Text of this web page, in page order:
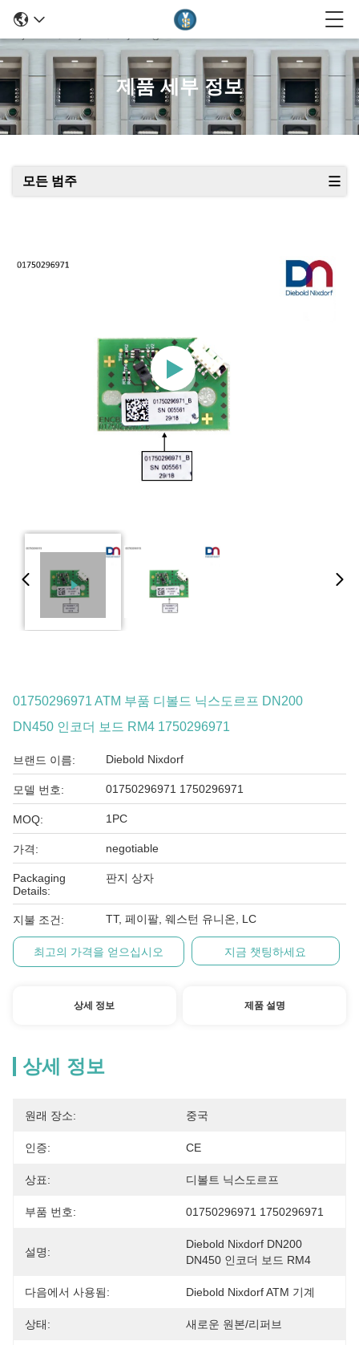
제품 세부 정보
모든 범주
01750296971 ATM 부품 디볼드 닉스도르프 DN200
DN450 인코더 보드 RM4 1750296971
브랜드 이름: Diebold Nixdorf
모델 번호: 01750296971 1750296971
MOQ: 1PC
가격: negotiable
Packaging
Details:
판지 상자
지불 조건: TT, 페이팔, 웨스턴 유니온, LC
최고의 가격을 얻으십시오 지금 챗팅하세요
상세 정보 제품 설명
상세 정보
원래 장소: 중국
인증: CE
상표: 디볼트 닉스도르프
부품 번호: 01750296971 1750296971
설명:
Diebold Nixdorf DN200
DN450 인코더 보드 RM4
다음에서 사용됨: Diebold Nixdorf ATM 기계
상태: 새로운 원본/리퍼브